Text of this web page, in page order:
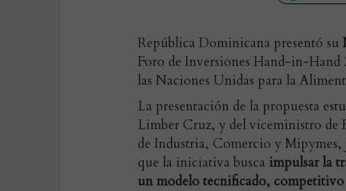
República Dominicana presentó su
Foro de Inversiones Hand-in-
las Naciones Unidas para la
La presentación de la propuesta
Limber Cruz, y del viceministro
de Industria, Comercio y Mipymes,
que la iniciativa busca impulsar la
un modelo tecnificado, competitivo